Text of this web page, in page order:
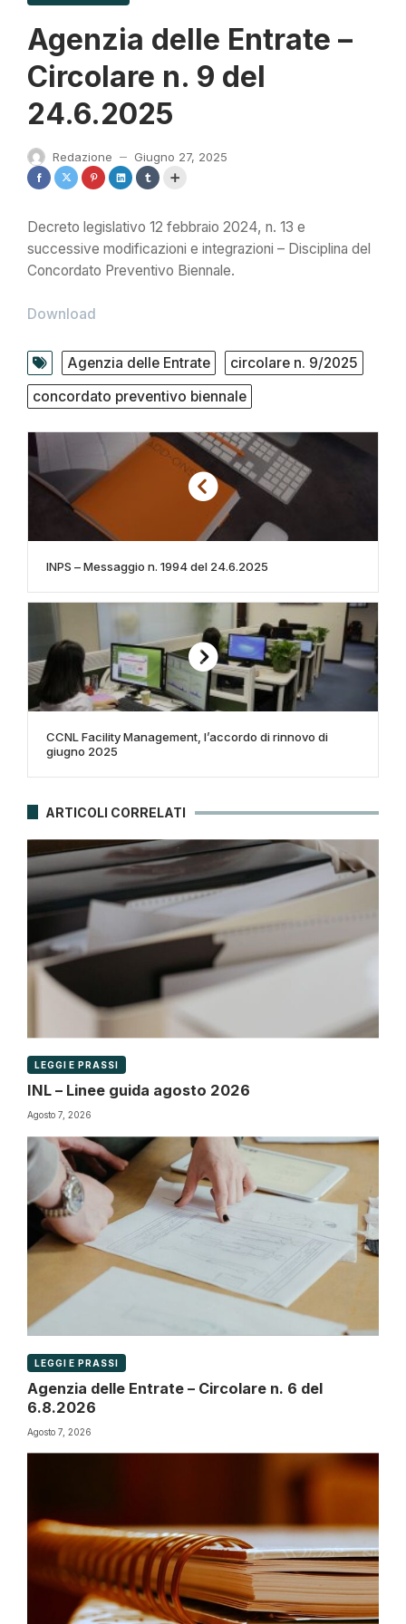
Agenzia delle Entrate –
Circolare n. 9 del
24.6.2025
Redazione — Giugno 27, 2025
Decreto legislativo 12 febbraio 2024, n. 13 e
successive modificazioni e integrazioni – Disciplina del
Concordato Preventivo Biennale.
Download
Agenzia delle Entrate
circolare n. 9/2025
concordato preventivo biennale
INPS – Messaggio n. 1994 del 24.6.2025
CCNL Facility Management, l’accordo di rinnovo di
giugno 2025
ARTICOLI CORRELATI
LEGGI E PRASSI
INL – Linee guida agosto 2026
Agosto 7, 2026
LEGGI E PRASSI
Agenzia delle Entrate – Circolare n. 6 del
6.8.2026
Agosto 7, 2026